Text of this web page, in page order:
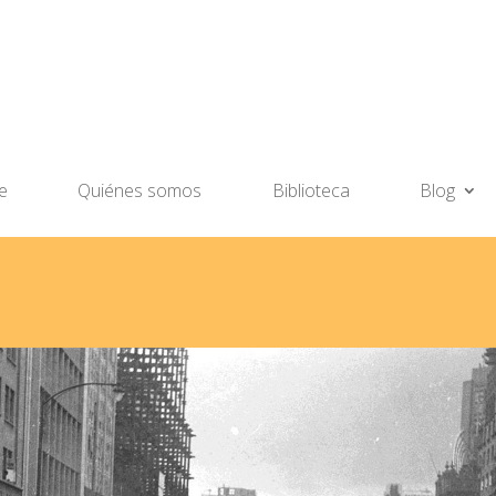
Quiénes somos Biblioteca Blog